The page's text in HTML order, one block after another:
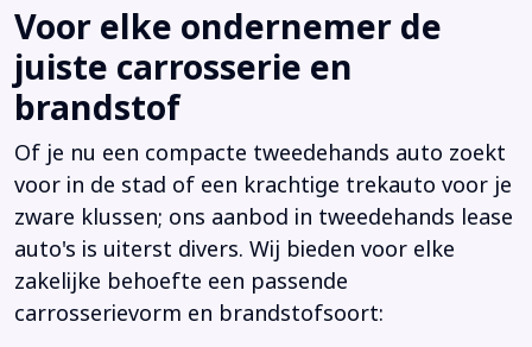
Voor elke ondernemer de
juiste carrosserie en
brandstof
Of je nu een compacte tweedehands auto zoekt
voor in de stad of een krachtige trekauto voor je
zware klussen; ons aanbod in tweedehands lease
auto's is uiterst divers. Wij bieden voor elke
zakelijke behoefte een passende
carrosserievorm en brandstofsoort: